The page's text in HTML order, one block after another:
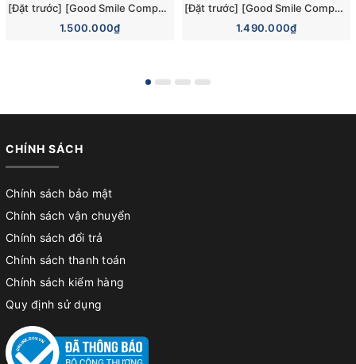
[Đặt trước] [Good Smile Company] Mô hình nhân vật Blue Archive Nendoroid 3110 Hina Sorasaki Dress Basic Figure (+Bonus)
1.500.000₫
[Đặt trước] [Good Smile Company] Mô hình nhân vật Blue Archive Nendoroid 3084 Mika Misono Swimsuit Basic Figure (Bonus)
1.490.000₫
CHÍNH SÁCH
Chính sách bảo mật
Chính sách vận chuyển
Chính sách đổi trả
Chính sách thanh toán
Chính sách kiểm hàng
Quy định sử dụng